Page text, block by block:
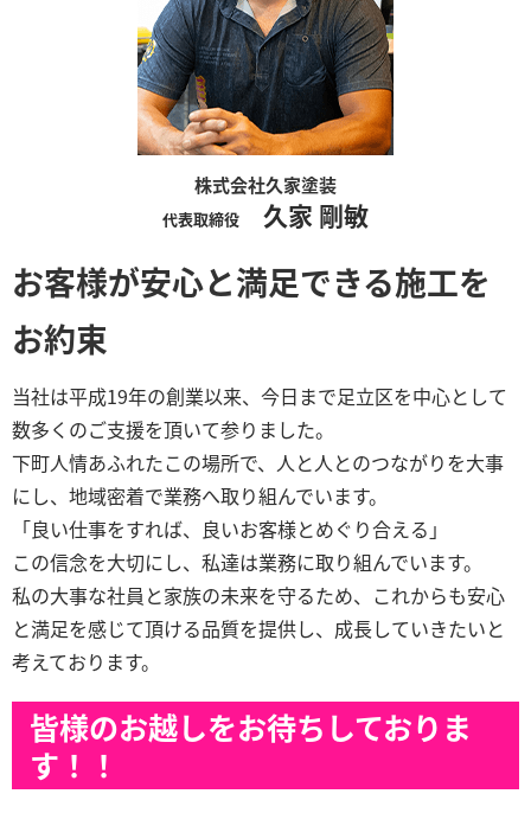
株式会社久家塗装
代表取締役 久家 剛敏
お客様が安心と満足できる施工を
お約束
当社は平成19年の創業以来、今日まで足立区を中心として
数多くのご支援を頂いて参りました。
下町人情あふれたこの場所で、人と人とのつながりを大事
にし、地域密着で業務へ取り組んでいます。
「良い仕事をすれば、良いお客様とめぐり合える」
この信念を大切にし、私達は業務に取り組んでいます。
私の大事な社員と家族の未来を守るため、これからも安心
と満足を感じて頂ける品質を提供し、成長していきたいと
考えております。
皆様のお越しをお待ちしておりま
す！！